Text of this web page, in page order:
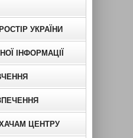
УКРАЇНИ
ІНФОРМАЦІЇ
ЦЕНТРУ